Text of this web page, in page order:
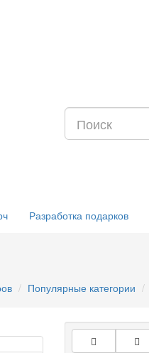
Разработка подарков
Популярные категории